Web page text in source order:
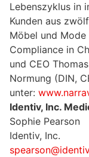
Lebenszyklus in
Kunden aus
Möbel und
Compliance in
und CEO
Normung (DIN,
unter:
Identiv, Inc.
Sophie Pearson
Identiv, Inc.